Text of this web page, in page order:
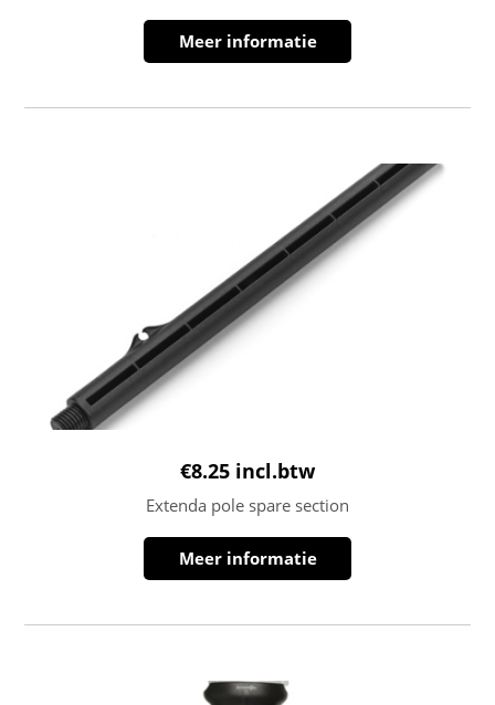
Meer informatie
€8.25 incl.btw
Extenda pole spare section
Meer informatie